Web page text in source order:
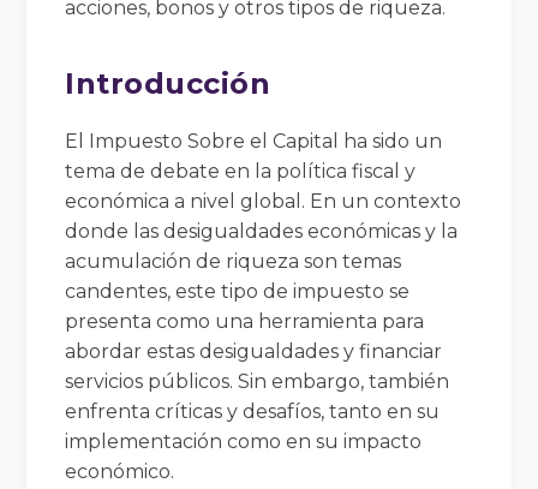
acciones, bonos y otros tipos de riqueza.
Introducción
El Impuesto Sobre el Capital ha sido un
tema de debate en la política fiscal y
económica a nivel global. En un contexto
donde las desigualdades económicas y la
acumulación de riqueza son temas
candentes, este tipo de impuesto se
presenta como una herramienta para
abordar estas desigualdades y financiar
servicios públicos. Sin embargo, también
enfrenta críticas y desafíos, tanto en su
implementación como en su impacto
económico.